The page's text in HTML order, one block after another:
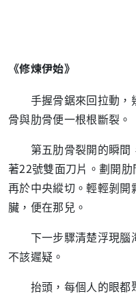
《修煉伊始》
手握骨鋸來回拉動，
骨與肋骨便一根根斷裂。
第五肋骨裂開的瞬間
著22號雙面刀片。劃開肋
再於中央縱切。輕輕剝
臟，便在那兒。
下一步驟清楚浮現腦
不該遲疑。
抬頭，每個人的眼都